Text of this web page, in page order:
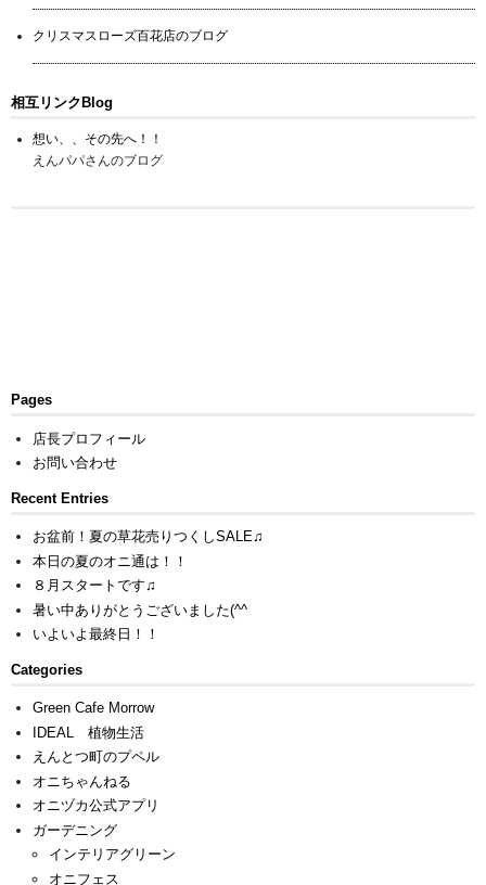
クリスマスローズ百花店のブログ
相互リンクBlog
想い、、その先へ！！
えんパパさんのブログ
Pages
店長プロフィール
お問い合わせ
Recent Entries
お盆前！夏の草花売りつくしSALE♫
本日の夏のオニ通は！！
８月スタートです♫
暑い中ありがとうございました(^^ゞ
いよいよ最終日！！
Categories
Green Cafe Morrow
IDEAL 植物生活
えんとつ町のプペル
オニちゃんねる
オニヅカ公式アプリ
ガーデニング
インテリアグリーン
オニフェス